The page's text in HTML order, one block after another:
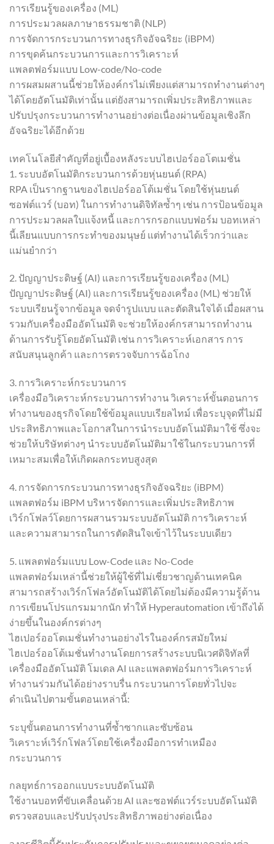
การเรียนรู้ของเครื่อง (ML)
การประมวลผลภาษาธรรมชาติ (NLP)
การจัดการกระบวนการทางธุรกิจอัจฉริยะ (iBPM)
การขุดค้นกระบวนการและการวิเคราะห์
แพลตฟอร์มแบบ Low-code/No-code
การผสมผสานนี้ช่วยให้องค์กรไม่เพียงแต่สามารถทำงานต่างๆ
ได้โดยอัตโนมัติเท่านั้น แต่ยังสามารถเพิ่มประสิทธิภาพและ
ปรับปรุงกระบวนการทำงานอย่างต่อเนื่องผ่านข้อมูลเชิงลึก
อัจฉริยะได้อีกด้วย
เทคโนโลยีสำคัญที่อยู่เบื้องหลังระบบไฮเปอร์ออโตเมชั่น
1. ระบบอัตโนมัติกระบวนการด้วยหุ่นยนต์ (RPA)
RPA เป็นรากฐานของไฮเปอร์ออโต้เมชั่น โดยใช้หุ่นยนต์
ซอฟต์แวร์ (บอท) ในการทำงานดิจิทัลซ้ำๆ เช่น การป้อนข้อมูล
การประมวลผลใบแจ้งหนี้ และการกรอกแบบฟอร์ม บอทเหล่า
นี้เลียนแบบการกระทำของมนุษย์ แต่ทำงานได้เร็วกว่าและ
แม่นยำกว่า
2. ปัญญาประดิษฐ์ (AI) และการเรียนรู้ของเครื่อง (ML)
ปัญญาประดิษฐ์ (AI) และการเรียนรู้ของเครื่อง (ML) ช่วยให้
ระบบเรียนรู้จากข้อมูล จดจำรูปแบบ และตัดสินใจได้ เมื่อผสาน
รวมกับเครื่องมืออัตโนมัติ จะช่วยให้องค์กรสามารถทำงาน
ด้านการรับรู้โดยอัตโนมัติ เช่น การวิเคราะห์เอกสาร การ
สนับสนุนลูกค้า และการตรวจจับการฉ้อโกง
3. การวิเคราะห์กระบวนการ
เครื่องมือวิเคราะห์กระบวนการทำงาน วิเคราะห์ขั้นตอนการ
ทำงานของธุรกิจโดยใช้ข้อมูลแบบเรียลไทม์ เพื่อระบุจุดที่ไม่มี
ประสิทธิภาพและโอกาสในการนำระบบอัตโนมัติมาใช้ ซึ่งจะ
ช่วยให้บริษัทต่างๆ นำระบบอัตโนมัติมาใช้ในกระบวนการที่
เหมาะสมเพื่อให้เกิดผลกระทบสูงสุด
4. การจัดการกระบวนการทางธุรกิจอัจฉริยะ (iBPM)
แพลตฟอร์ม iBPM บริหารจัดการและเพิ่มประสิทธิภาพ
เวิร์กโฟลว์โดยการผสานรวมระบบอัตโนมัติ การวิเคราะห์
และความสามารถในการตัดสินใจเข้าไว้ในระบบเดียว
5. แพลตฟอร์มแบบ Low-Code และ No-Code
แพลตฟอร์มเหล่านี้ช่วยให้ผู้ใช้ที่ไม่เชี่ยวชาญด้านเทคนิค
สามารถสร้างเวิร์กโฟลว์อัตโนมัติได้โดยไม่ต้องมีความรู้ด้าน
การเขียนโปรแกรมมากนัก ทำให้ Hyperautomation เข้าถึงได้
ง่ายขึ้นในองค์กรต่างๆ
ไฮเปอร์ออโตเมชั่นทำงานอย่างไรในองค์กรสมัยใหม่
ไฮเปอร์ออโต้เมชั่นทำงานโดยการสร้างระบบนิเวศดิจิทัลที่
เครื่องมืออัตโนมัติ โมเดล AI และแพลตฟอร์มการวิเคราะห์
ทำงานร่วมกันได้อย่างราบรื่น กระบวนการโดยทั่วไปจะ
ดำเนินไปตามขั้นตอนเหล่านี้:
ระบุขั้นตอนการทำงานที่ซ้ำซากและซับซ้อน
วิเคราะห์เวิร์กโฟลว์โดยใช้เครื่องมือการทำเหมือง
กระบวนการ
กลยุทธ์การออกแบบระบบอัตโนมัติ
ใช้งานบอทที่ขับเคลื่อนด้วย AI และซอฟต์แวร์ระบบอัตโนมัติ
ตรวจสอบและปรับปรุงประสิทธิภาพอย่างต่อเนื่อง